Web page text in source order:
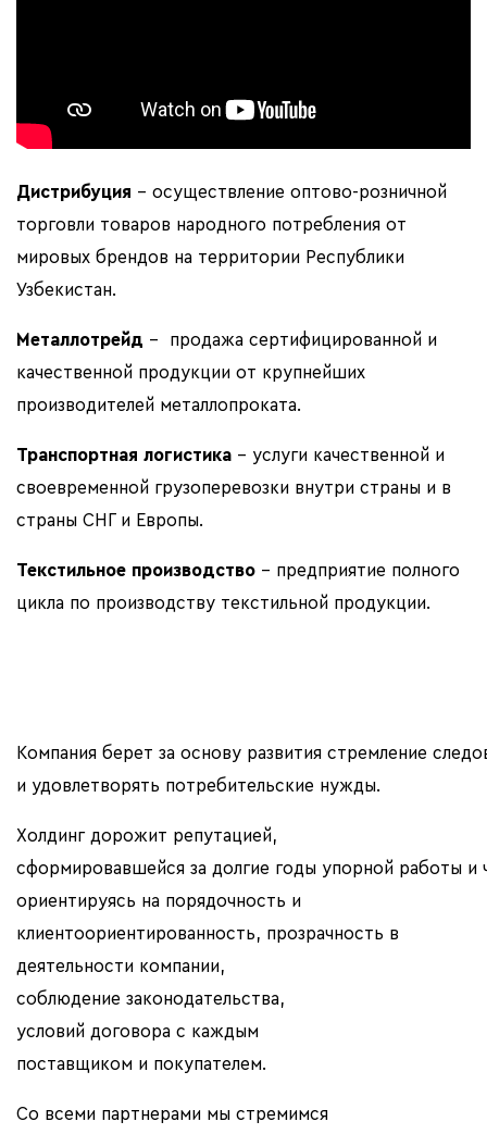
Дистрибуция – осуществление оптово-розничной
торговли товаров народного потребления от
мировых брендов на территории Республики
Узбекистан.
Металлотрейд – продажа сертифицированной и
качественной продукции от крупнейших
производителей металлопроката.
Транспортная логистика – услуги качественной и
своевременной грузоперевозки внутри страны и в
страны СНГ и Европы.
Текстильное производство – предприятие полного
цикла по производству текстильной продукции.
Компания берет за основу развития стремление
и удовлетворять потребительские нужды.
Холдинг дорожит репутацией,
сформировавшейся за долгие годы упорной работы и
ориентируясь на порядочность и
клиентоориентированность, прозрачность в
деятельности компании,
соблюдение законодательства,
условий договора с каждым
поставщиком и покупателем.
Со всеми партнерами мы стремимся